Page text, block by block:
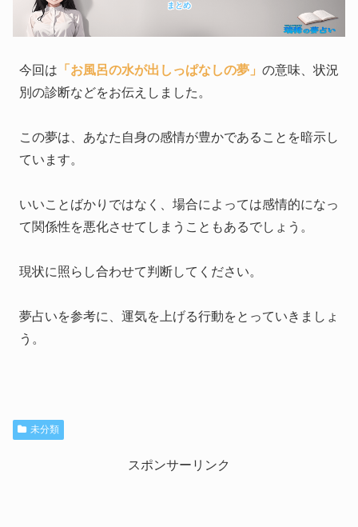
まとめ
今回は 「お風呂の水が出しっぱなしの夢」 の意味、状況
別の診断などをお伝えしました。
この夢は、あなた自身の感情が豊かであることを暗示し
ています。
いいことばかりではなく、場合によっては感情的になっ
て関係性を悪化させてしまうこともあるでしょう。
現状に照らし合わせて判断してください。
夢占いを参考に、運気を上げる行動をとっていきましょ
う。
未分類
スポンサーリンク